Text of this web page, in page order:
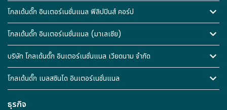
โกลเด้นดั๊ก อินเตอร์เนชั่นแนล ฟิลิปปินส์ คอร์ป
โกลเด้นดั๊ก อินเตอร์เนชั่นแนล (มาเลเซีย)
บริษัท โกลเด้นดั๊ก อินเตอร์เนชั่นแนล เวียดนาม จำกัด
โกลเด้นดั๊ก เบลสซินโด อินเตอร์เนชั่นแนล
ธุรกิจ